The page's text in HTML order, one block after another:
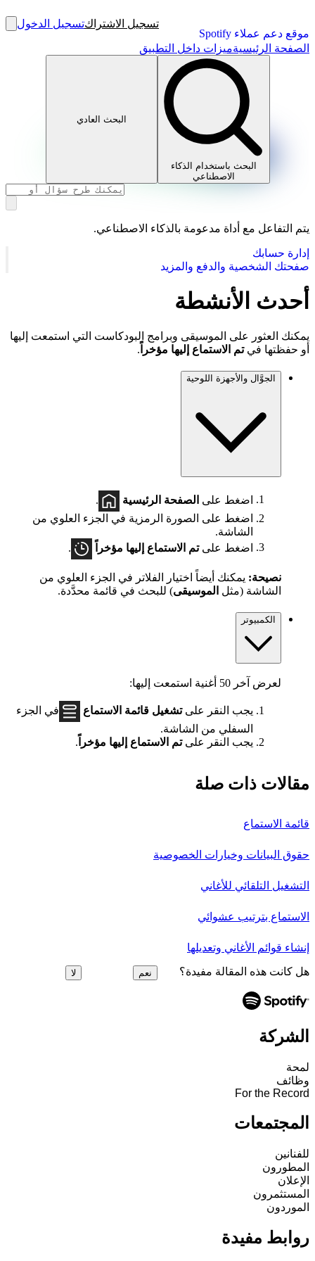
موقع دعم عملاء Spotify
تسجيل الاشتراكتسجيل الدخول
الصفحة الرئيسيةميزات داخل التطبيق
البحث باستخدام الذكاء
الاصطناعي
البحث العادي
يتم التفاعل مع أداة مدعومة بالذكاء الاصطناعي.
إدارة حسابك
صفحتك الشخصية والدفع والمزيد
أحدث الأنشطة
يمكنك العثور على الموسيقى وبرامج البودكاست التي استمعت إليها
أو حفظتها فيتم الاستماع إليها مؤخراً .
الجوَّال والأجهزة اللوحية
اضغط على الصفحة الرئيسية
.
اضغط على الصورة الرمزية في الجزء العلوي من
الشاشة.
اضغط علىتم الاستماع إليها مؤخراً .
نصيحة: يمكنك أيضاً اختيار الفلاتر في الجزء العلوي من
الشاشة (مثل الموسيقى) للبحث في قائمة محدَّدة.
الكمبيوتر
لعرض آخر 50 أغنية استمعت إليها:
يجب النقر علىتشغيل قائمة الاستماع
في الجزء
السفلي من الشاشة.
يجب النقر علىتم الاستماع إليها مؤخراً .
مقالات ذات صلة
قائمة الاستماع
حقوق البيانات وخيارات الخصوصية
التشغيل التلقائي للأغاني
الاستماع بترتيب عشوائي
إنشاء قوائم الأغاني وتعديلها
هل كانت هذه المقالة مفيدة؟ نعم لا
الشركة
لمحة
وظائف
For the Record
المجتمعات
للفنانين
المطورون
الإعلان
المستثمرون
الموردون
روابط مفيدة